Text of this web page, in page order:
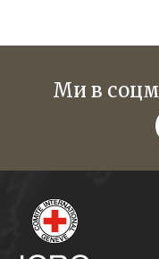
Ми в